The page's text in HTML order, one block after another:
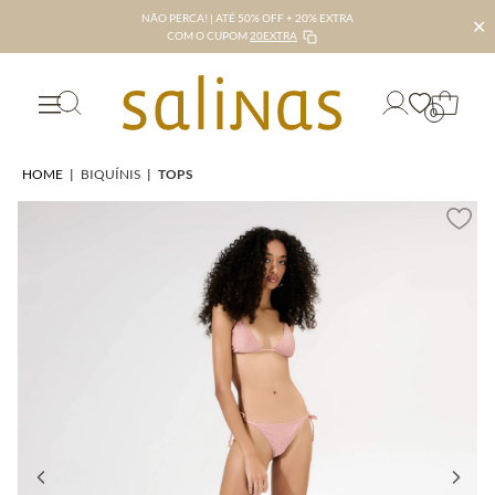
NÃO PERCA! | ATÉ 50% OFF + 20% EXTRA
COM O CUPOM 20EXTRA ✕
0
HOME | BIQUÍNIS | TOPS